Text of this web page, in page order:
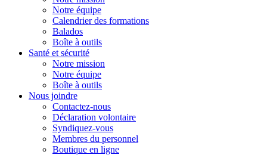
Notre équipe
Calendrier des formations
Balados
Boîte à outils
Santé et sécurité
Notre mission
Notre équipe
Boîte à outils
Nous joindre
Contactez-nous
Déclaration volontaire
Syndiquez-vous
Membres du personnel
Boutique en ligne